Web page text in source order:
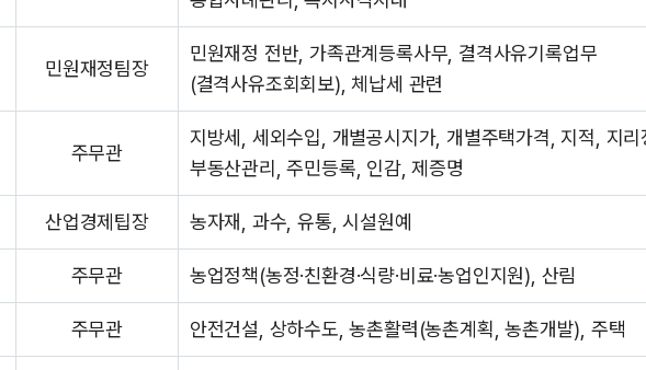
민원재정팀장
민원재정 전반, 가족관계등록사무, 결격사유기록업무
(결격사유조회회보), 체납세 관련
주무관
지방세, 세외수입, 개별공시지가, 개별주택가격, 지적, 지리
부동산관리, 주민등록, 인감, 제증명
산업경제팁장 농자재, 과수, 유통, 시설원예
주무관 농업정책(농정·친환경·식량·비료·농업인지원), 산림
주무관 안전건설, 상하수도, 농촌활력(농촌계획, 농촌개발), 주택